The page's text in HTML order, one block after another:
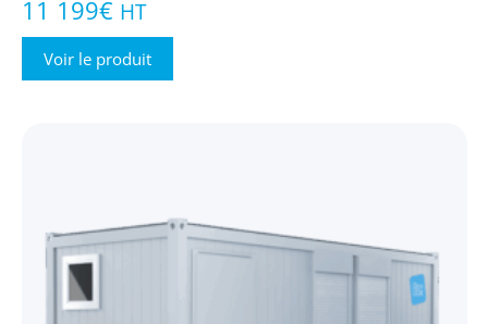
11 199€ HT
Voir le produit